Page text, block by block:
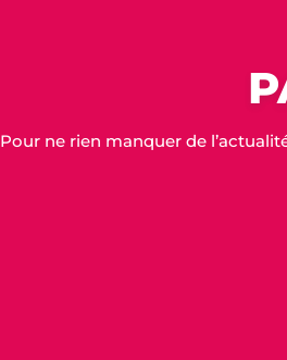
Pour ne rien manquer de